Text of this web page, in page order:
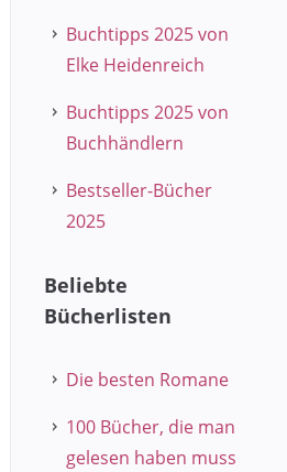
Buchtipps 2025 von
Elke Heidenreich
Buchtipps 2025 von
Buchhändlern
Bestseller-Bücher
2025
Beliebte
Bücherlisten
Die besten Romane
100 Bücher, die man
gelesen haben muss